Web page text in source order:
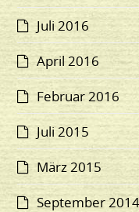
Juli 2016
April 2016
Februar 2016
Juli 2015
März 2015
September 2014